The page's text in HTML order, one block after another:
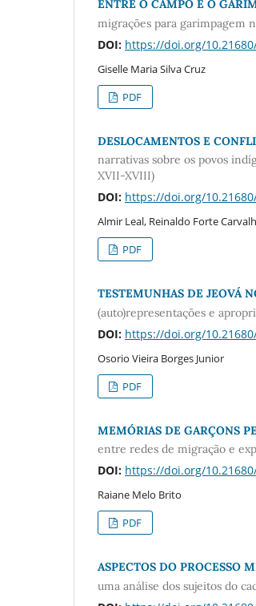
ENTRE O CAMPO E O
migrações para garimpagem
DOI: https://doi.org/
Giselle Maria Silva Cruz
PDF
DESLOCAMENTOS E
narrativas sobre os povos
XVII-XVIII)
DOI: https://doi.org/
Almir Leal, Reinaldo Forte
PDF
TESTEMUNHAS DE JEOVÁ
(auto)representações e
DOI: https://doi.org/
Osorio Vieira Borges Junior
PDF
MEMÓRIAS DE GARÇONS
entre redes de migração e
DOI: https://doi.org/
Raiane Melo Brito
PDF
ASPECTOS DO PROCESSO
uma análise dos sujeitos do